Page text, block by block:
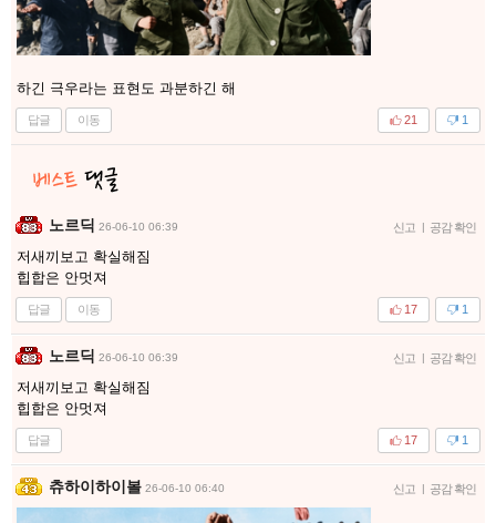
하긴 극우라는 표현도 과분하긴 해
답글 이동 1
21
노르딕 26-06-10 06:39 신고 | 공감 확인
저새끼보고 확실해짐
힙합은 안멋져
답글 이동 1
17
노르딕 26-06-10 06:39 신고 | 공감 확인
저새끼보고 확실해짐
힙합은 안멋져
답글 1
17
츄하이하이볼 26-06-10 06:40 신고 | 공감 확인